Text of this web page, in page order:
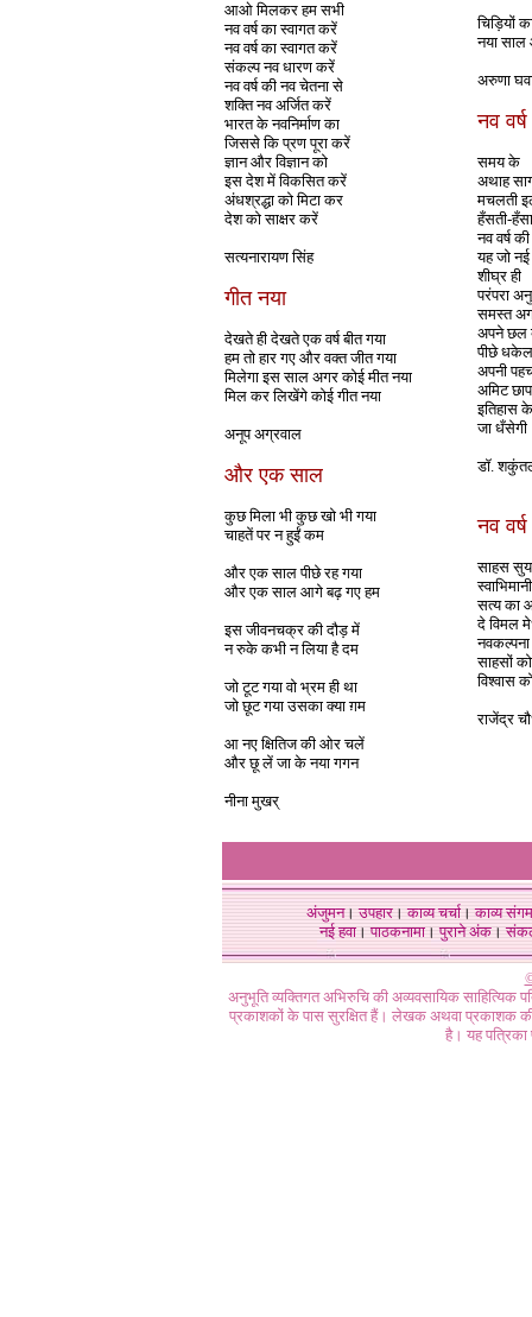
आओ मिलकर हम सभी
नव वर्ष का स्वागत करें
नव वर्ष का स्वागत करें
संकल्प नव धारण करें
नव वर्ष की नव चेतना से
शक्ति नव अर्जित करें
भारत के नवनिर्माण का
जिससे कि प्रण पूरा करें
ज्ञान और विज्ञान को
इस देश में विकसित करें
अंधश्रद्धा को मिटा कर
देश को साक्षर करें
सत्यनारायण सिंह
गीत नया
देखते ही देखते एक वर्ष बीत गया
हम तो हार गए और वक्त जीत गया
मिलेगा इस साल अगर कोई मीत नया
मिल कर लिखेंगे कोई गीत नया
अनूप अग्रवाल
और एक साल
कुछ मिला भी कुछ खो भी गया
चाहतें पर न हुईं कम
और एक साल पीछे रह गया
और एक साल आगे बढ़ गए हम
इस जीवनचक्र की दौड़ में
न रुके कभी न लिया है दम
जो टूट गया वो भ्रम ही था
जो छूट गया उसका क्या ग़म
आ नए क्षितिज की ओर चलें
और छू लें जा के नया गगन
नीना मुखर्
चिड़ियों
नया साल
अरुणा
नव वर्ष
समय के
अथाह
मचलती
हँसती-
नव वर्ष की
यह जो
शीघ्र ही
परंपरा
समस्त
अपने छल
पीछे धकेल
अपनी
अमिट
इतिहास
जा
डॉ.
नव
साहस
सत्य का
दे विमल
साहसों
विश्वास
राजेंद्र
अंजुमन।उपहार।काव्य चर्चा।काव्य संगम
नई हवा। पाठकनामा। पुराने अंक।
अनुभूति व्यक्तिगत अभिरुचि की अव्यवसायिक
प्रकाशकों के पास सुरक्षित हैं। लेखक अथवा प्रकाशक की
है। यह पत्रिका